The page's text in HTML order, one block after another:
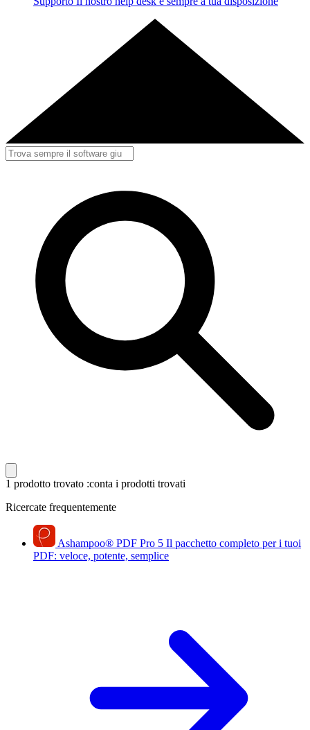
1 prodotto trovato :conta i prodotti trovati
Ricercate frequentemente
Ashampoo® PDF Pro 5 Il pacchetto completo per i tuoi
PDF: veloce, potente, semplice